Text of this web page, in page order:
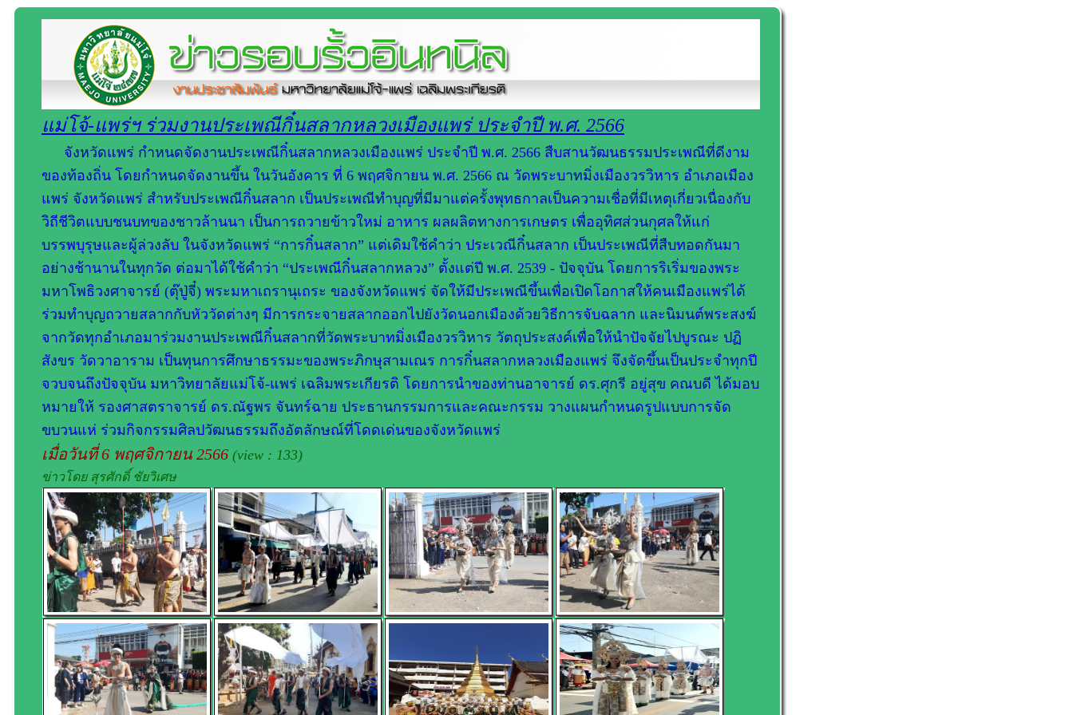
แม่โจ้-แพร่ฯ ร่วมงานประเพณีกิ๋นสลากหลวงเมืองแพร่ ประจำปี พ.ศ. 2566
จังหวัดแพร่ กำหนดจัดงานประเพณีกิ๋นสลากหลวงเมืองแพร่ ประจำปี พ.ศ. 2566 สืบสานวัฒนธรรมประเพณีที่ดีงาม
ของท้องถิ่น โดยกำหนดจัดงานขึ้น ในวันอังคาร ที่ 6 พฤศจิกายน พ.ศ. 2566 ณ วัดพระบาทมิ่งเมืองวรวิหาร อำเภอเมือง
แพร่ จังหวัดแพร่ สำหรับประเพณีกิ๋นสลาก เป็นประเพณีทำบุญที่มีมาแต่ครั้งพุทธกาลเป็นความเชื่อที่มีเหตุเกี่ยวเนื่องกับ
วิถีชีวิตแบบชนบทของชาวล้านนา เป็นการถวายข้าวใหม่ อาหาร ผลผลิตทางการเกษตร เพื่ออุทิศส่วนกุศลให้แก่
บรรพบุรุษและผู้ล่วงลับ ในจังหวัดแพร่ “การกิ๋นสลาก” แต่เดิมใช้คำว่า ประเวณีกิ๋นสลาก เป็นประเพณีที่สืบทอดกันมา
อย่างช้านานในทุกวัด ต่อมาได้ใช้คำว่า “ประเพณีกิ๋นสลากหลวง” ตั้งแต่ปี พ.ศ. 2539 - ปัจจุบัน โดยการริเริ่มของพระ
มหาโพธิวงศาจารย์ (ตุ๊ปู่จี๋) พระมหาเถรานุเถระ ของจังหวัดแพร่ จัดให้มีประเพณีขึ้นเพื่อเปิดโอกาสให้คนเมืองแพร่ได้
ร่วมทำบุญถวายสลากกับหัววัดต่างๆ มีการกระจายสลากออกไปยังวัดนอกเมืองด้วยวิธีการจับฉลาก และนิมนต์พระสงฆ์
จากวัดทุกอำเภอมาร่วมงานประเพณีกิ๋นสลากที่วัดพระบาทมิ่งเมืองวรวิหาร วัตถุประสงค์เพื่อให้นำปัจจัยไปบูรณะ ปฏิ
สังขร วัดวาอาราม เป็นทุนการศึกษาธรรมะของพระภิกษุสามเณร การกิ๋นสลากหลวงเมืองแพร่ จึงจัดขึ้นเป็นประจำทุกปี
จวบจนถึงปัจจุบัน มหาวิทยาลัยแม่โจ้-แพร่ เฉลิมพระเกียรติ โดยการนำของท่านอาจารย์ ดร.ศุกรี อยู่สุข คณบดี ได้มอบ
หมายให้ รองศาสตราจารย์ ดร.ณัฐพร จันทร์ฉาย ประธานกรรมการและคณะกรรม วางแผนกำหนดรูปแบบการจัด
ขบวนแห่ ร่วมกิจกรรมศิลปวัฒนธรรมถึงอัตลักษณ์ที่โดดเด่นของจังหวัดแพร่
เมื่อวันที่ 6 พฤศจิกายน 2566 (view : 133)
ข่าวโดย สุรศักดิ์ ชัยวิเศษ